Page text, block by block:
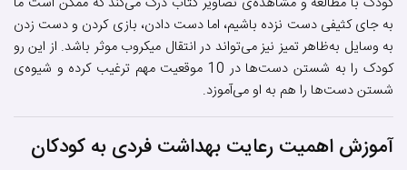
به جای کثیفی دست نزده باشیم، اما دست دادن، بازی کردن و دست زدن
به وسایل به‌ظاهر تمیز نیز می‌تواند در انتقال میکروب موثر باشد. از این رو
کودک را به شستن دست‌ها در 10 موقعیت مهم ترغیب کرده و شیوه‌ی
شستن دست‌ها را هم به او می‌آموزد.
آموزش اهمیت رعایت بهداشت فردی به کودکان